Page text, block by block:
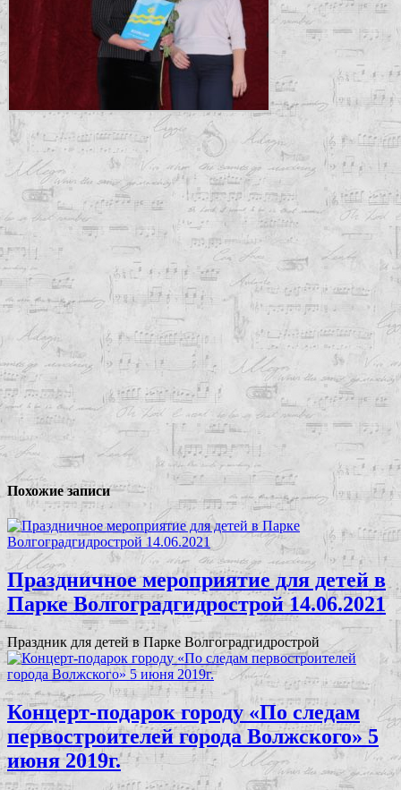
Похожие записи
Праздничное мероприятие для детей в
Парке Волгоградгидрострой 14.06.2021
Праздник для детей в Парке Волгоградгидрострой
Концерт-подарок городу «По следам
первостроителей города Волжского» 5
июня 2019г.